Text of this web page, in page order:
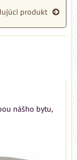
produkt
nášho bytu,